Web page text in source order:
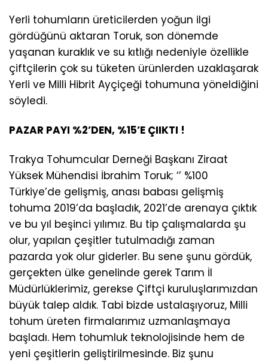
Yerli tohumların üreticilerden yoğun ilgi
gördüğünü aktaran Toruk, son dönemde
yaşanan kuraklık ve su kıtlığı nedeniyle özellikle
çiftçilerin çok su tüketen ürünlerden uzaklaşarak
Yerli ve Milli Hibrit Ayçiçeği tohumuna yöneldiğini
söyledi.
PAZAR PAYI %2’DEN, %15’E ÇIIKTI !
Trakya Tohumcular Derneği Başkanı Ziraat
Yüksek Mühendisi İbrahim Toruk; ‘’ %100
Türkiye’de gelişmiş, anası babası gelişmiş
tohuma 2019’da başladık, 2021’de arenaya çıktık
ve bu yıl beşinci yılımız. Bu tip çalışmalarda şu
olur, yapılan çeşitler tutulmadığı zaman
pazarda yok olur giderler. Bu sene şunu gördük,
gerçekten ülke genelinde gerek Tarım İl
Müdürlüklerimiz, gerekse Çiftçi kuruluşlarımızdan
büyük talep aldık. Tabi bizde ustalaşıyoruz, Milli
tohum üreten firmalarımız uzmanlaşmaya
başladı. Hem tohumluk teknolojisinde hem de
yeni çeşitlerin geliştirilmesinde. Biz şunu